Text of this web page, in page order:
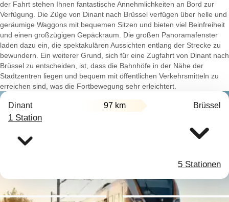
der Fahrt stehen Ihnen fantastische Annehmlichkeiten an Bord zur
Verfügung. Die Züge von Dinant nach Brüssel verfügen über helle und
geräumige Waggons mit bequemen Sitzen und bieten viel Beinfreiheit
und einen großzügigen Gepäckraum. Die großen Panoramafenster
laden dazu ein, die spektakulären Aussichten entlang der Strecke zu
bewundern. Ein weiterer Grund, sich für eine Zugfahrt von Dinant nach
Brüssel zu entscheiden, ist, dass die Bahnhöfe in der Nähe der
Stadtzentren liegen und bequem mit öffentlichen Verkehrsmitteln zu
erreichen sind, was die Fortbewegung sehr erleichtert.
Dinant 97 km Brüssel
1 Station
5 Stationen